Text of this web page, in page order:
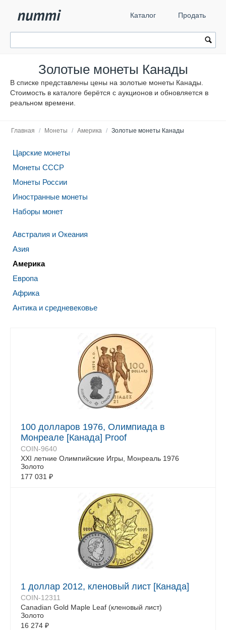
Каталог Продать
Золотые монеты Канады
В списке представлены цены на золотые монеты Канады.
Стоимость в каталоге берётся с аукционов и обновляется в
реальном времени.
Главная / Монеты / Америка / Золотые монеты Канады
Царские монеты
Монеты СССР
Монеты России
Иностранные монеты
Наборы монет
Австралия и Океания
Азия
Америка
Европа
Африка
Антика и средневековье
100 долларов 1976, Олимпиада в
Монреале [Канада] Proof
COIN-9640
XXI летние Олимпийские Игры, Монреаль 1976
Золото
177 031 ₽
1 доллар 2012, кленовый лист [Канада]
COIN-12311
Canadian Gold Maple Leaf (кленовый лист)
Золото
16 274 ₽